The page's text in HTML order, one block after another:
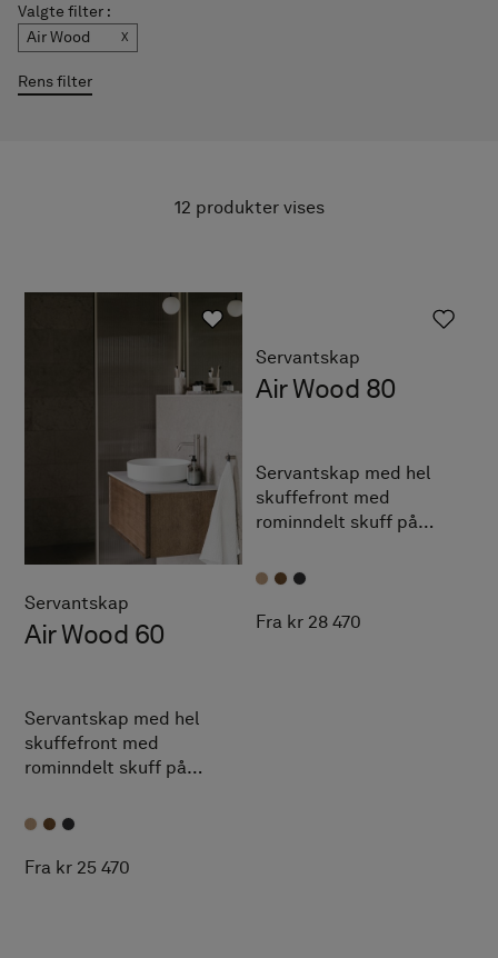
Valgte filter :
Air Wood
Rens filter
12 produkter vises
Servantskap
Air Wood 60
Servantskap med hel
skuffefront med
rominndelt skuff på
detaljer i massiv eik. TX
Fra kr 25 470
Servantskap
Air Wood 80
Servantskap med hel
skuffefront med
rominndelt skuff på
detaljer i massiv eik. TX
Fra kr 28 470